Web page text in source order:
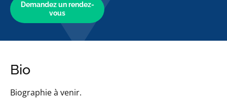
Demandez un rendez-
vous
Bio
Biographie à venir.